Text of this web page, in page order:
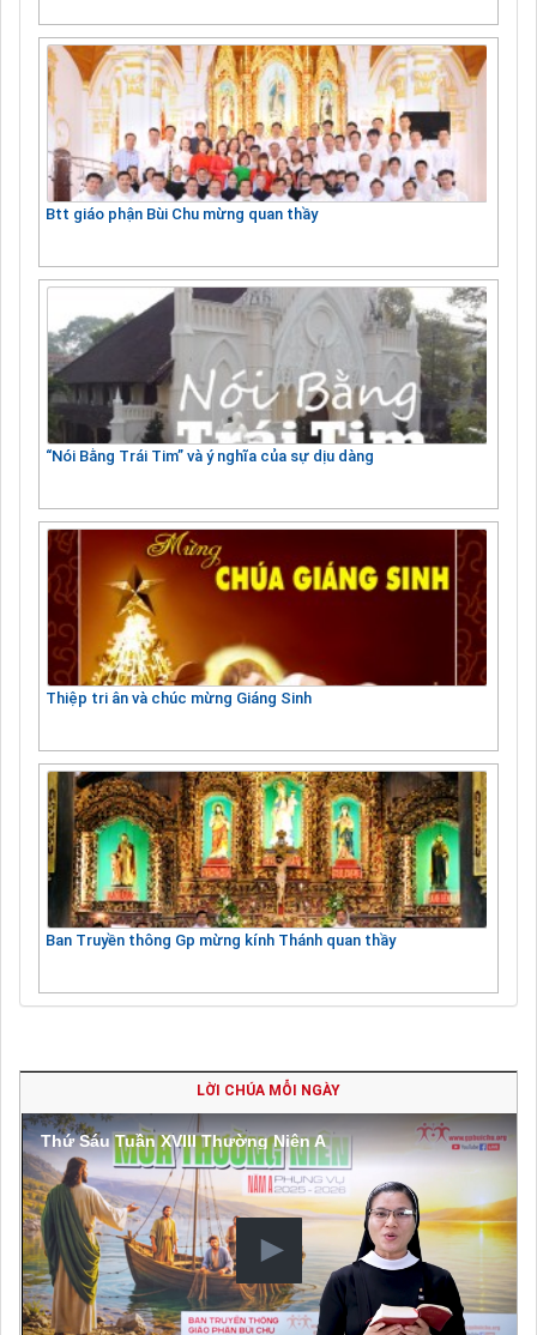
Btt giáo phận Bùi Chu mừng quan thầy
“Nói Bằng Trái Tim” và ý nghĩa của sự dịu dàng
Thiệp tri ân và chúc mừng Giáng Sinh
Ban Truyền thông Gp mừng kính Thánh quan thầy
LỜI CHÚA MỖI NGÀY
Thứ Sáu Tuần XVIII Thường Niên A